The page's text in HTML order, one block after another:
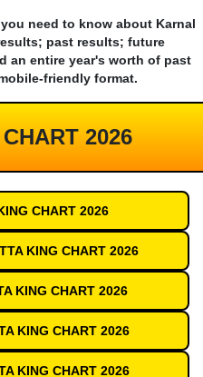
need to know about Karnal
past results; future
an entire year's worth of past
friendly format.
2026
CHART 2026
KING CHART 2026
KING CHART 2026
KING CHART 2026
KING CHART 2026